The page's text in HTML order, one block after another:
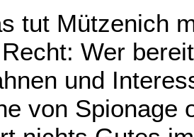
tut Mützenich
Wer
und
von Spionage